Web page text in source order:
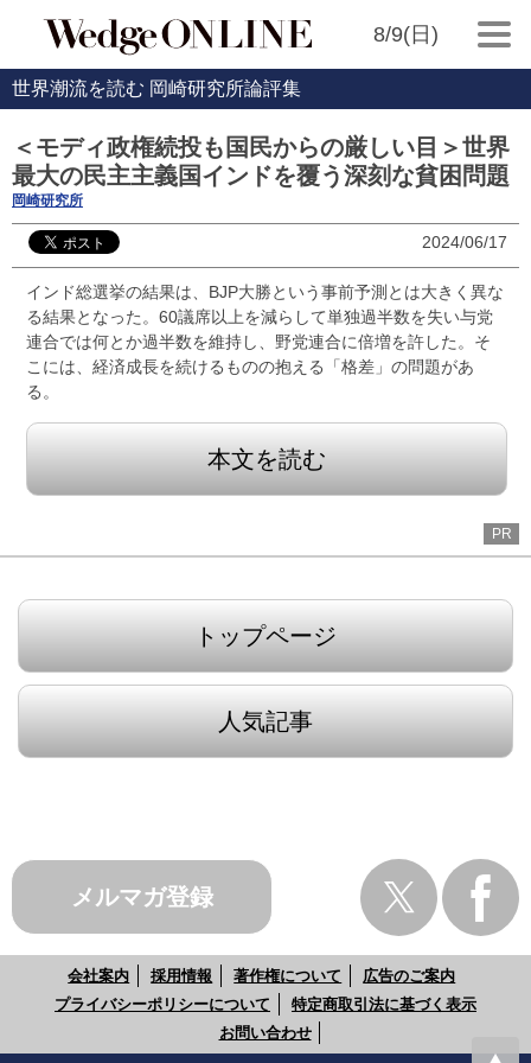
8/9(日)
世界潮流を読む 岡崎研究所論評集
＜モディ政権続投も国民からの厳しい目＞世界
最大の民主主義国インドを覆う深刻な貧困問題
岡崎研究所
2024/06/17
インド総選挙の結果は、BJP大勝という事前予測とは大きく異な
る結果となった。60議席以上を減らして単独過半数を失い与党
連合では何とか過半数を維持し、野党連合に倍増を許した。そ
こには、経済成長を続けるものの抱える「格差」の問題があ
る。
本文を読む
PR
トップページ
人気記事
メルマガ登録
会社案内 採用情報 著作権について
広告のご案内
プライバシーポリシーについて
特定商取引法に基づく表示
お問い合わせ